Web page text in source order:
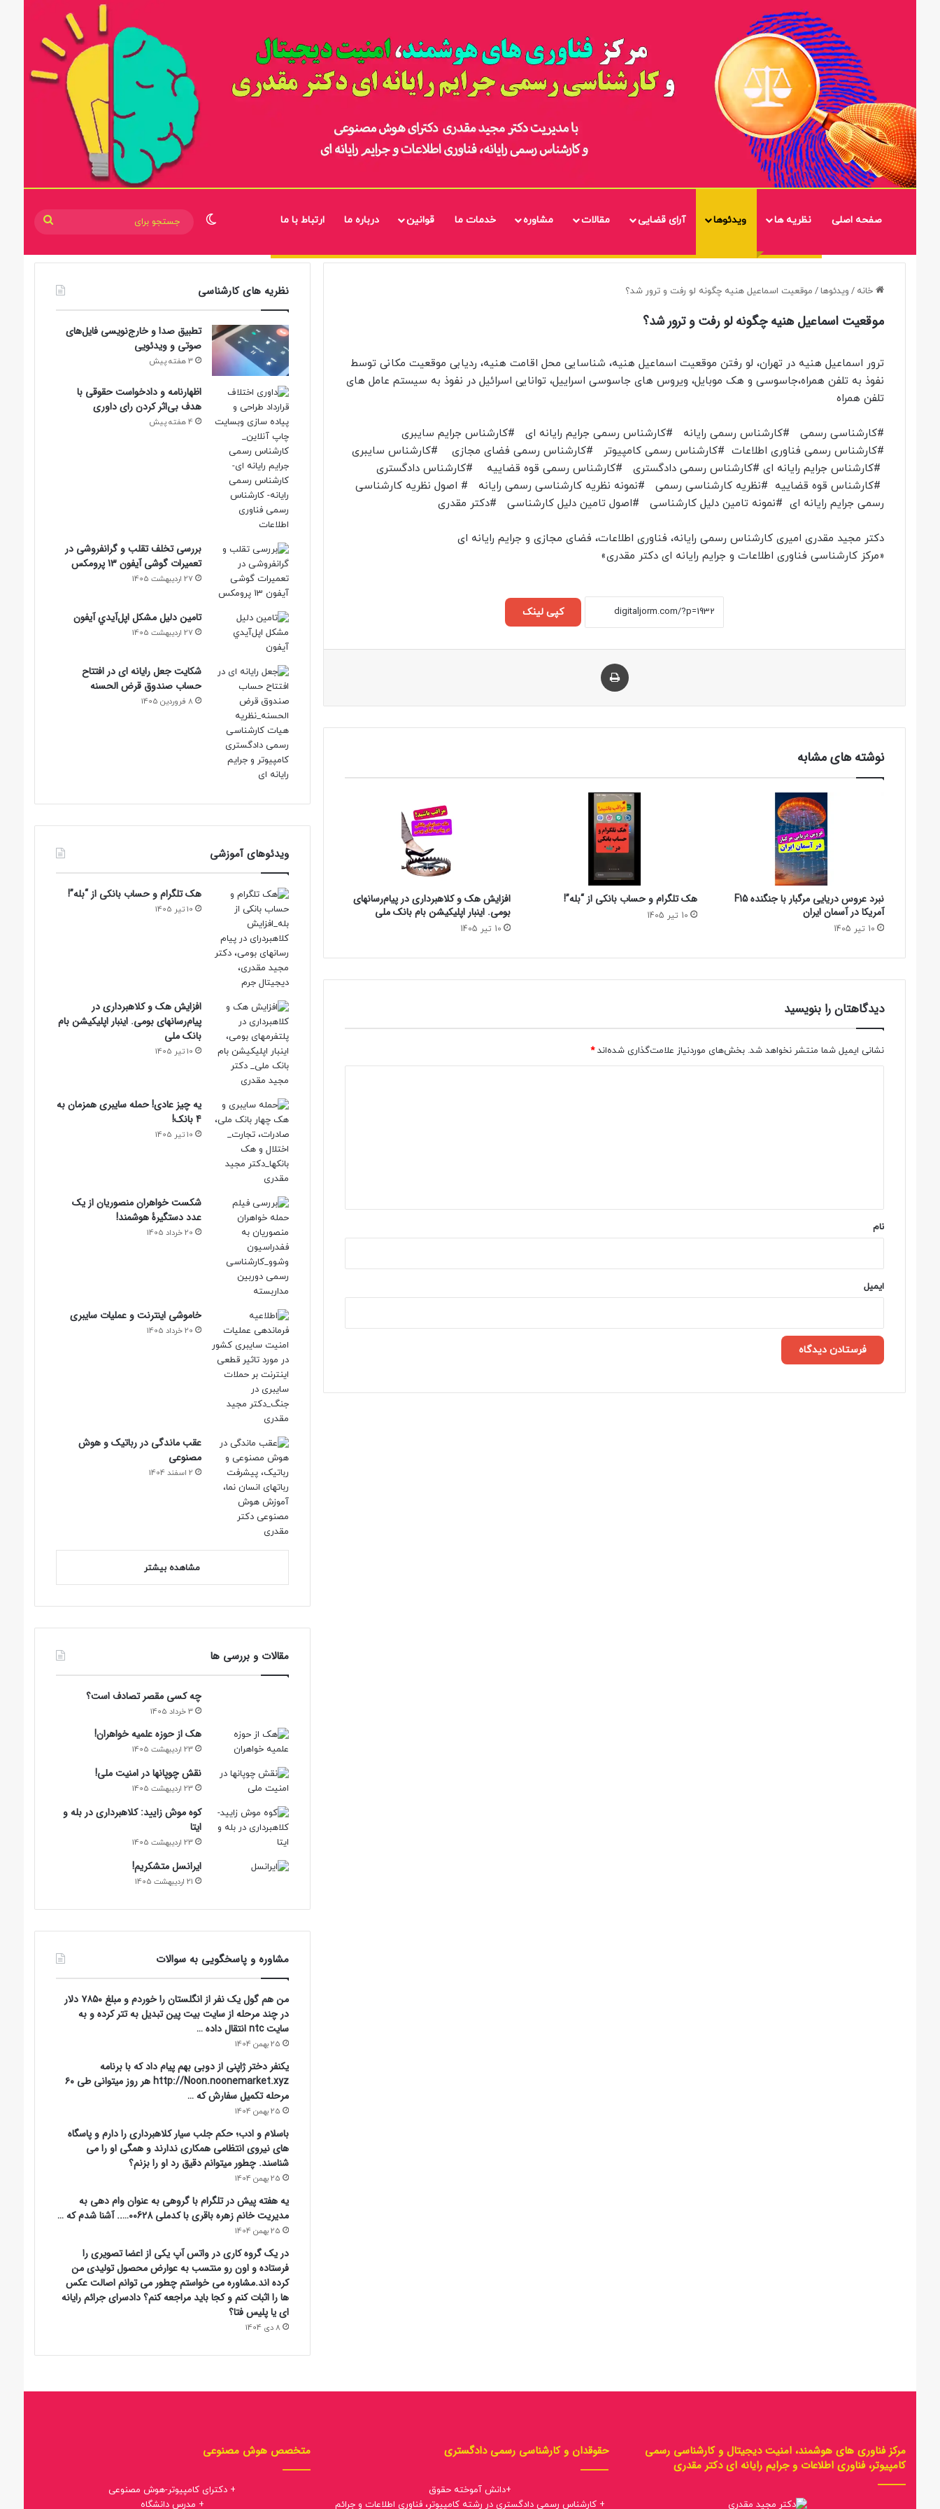
صفحه اصلی نظریه ها ویدئوها آرای قضایی مقالات مشاوره خدمات ما قوانین درباره ما ارتباط با ما تغییر پوسته
جستجو
خانه / ویدئوها / موقعیت اسماعیل هنیه چگونه لو رفت و ترور شد؟
موقعیت اسماعیل هنیه چگونه لو رفت و ترور شد؟
ترور اسماعیل هنیه در تهران، لو رفتن موقعیت اسماعیل هنیه، شناسایی محل اقامت هنیه، ردیابی موقعیت مکانی توسط
نفوذ به تلفن همراه،جاسوسی و هک موبایل، ویروس های جاسوسی اسراییل، توانایی اسرائیل در نفوذ به سیستم عامل های
تلفن همراه
#کارشناسی رسمی #کارشناس رسمی رایانه #کارشناس رسمی جرایم رایانه ای #کارشناس جرایم سایبری
#کارشناس رسمی فناوری اطلاعات #کارشناس رسمی کامپیوتر #کارشناس رسمی فضای مجازی #کارشناس سایبری
#کارشناس جرایم رایانه ای #کارشناس رسمی دادگستری #کارشناس رسمی قوه قضاییه #کارشناس دادگستری
#کارشناس قوه قضاییه #نظریه کارشناسی رسمی #نمونه نظریه کارشناسی رسمی رایانه # اصول نظریه کارشناسی
رسمی جرایم رایانه ای #نمونه تامین دلیل کارشناسی #اصول تامین دلیل کارشناسی #دکتر مقدری
دکتر مجید مقدری امیری کارشناس رسمی رایانه، فناوری اطلاعات، فضای مجازی و جرایم رایانه ای
«مرکز کارشناسی فناوری اطلاعات و جرایم رایانه ای دکتر مقدری»
کپی لینک
نوشته های مشابه
نبرد عروس دریایی مرگبار با جنگنده F15
آمریکا در آسمان ایران
10 تیر 1405
هک تلگرام و حساب بانکی از “بله”!
10 تیر 1405
افزایش هک و کلاهبرداری در پیام‌رسانهای
بومی. اینبار اپلیکیشن بام‌ بانک ملی
10 تیر 1405
دیدگاهتان را بنویسید
نشانی ایمیل شما منتشر نخواهد شد. بخش‌های موردنیاز علامت‌گذاری شده‌اند*
نام
ایمیل
نظریه های کارشناسی
تطبیق صدا و خارج‌نویسی فایل‌های
صوتی و ویدئویی
3 هفته پیش
اظهارنامه و دادخواست حقوقی با
هدف بی‌اثر کردن رای داوری
4 هفته پیش
بررسی تخلف تقلب و گرانفروشی در
تعمیرات گوشی آیفون 13 پرومکس
27 اردیبهشت 1405
تامين دليل مشکل اپل‌آيدي آيفون
27 اردیبهشت 1405
شکایت جعل رایانه ای در افتتاح
حساب صندوق قرض الحسنه
8 فروردین 1405
ویدئوهای آموزشی
هک تلگرام و حساب بانکی از “بله”!
10 تیر 1405
افزایش هک و کلاهبرداری در
پیام‌رسانهای بومی. اینبار اپلیکیشن بام‌
بانک ملی
10 تیر 1405
یه چیز عادی! حمله سایبری همزمان به
4 بانک!
10 تیر 1405
شکست خواهران منصوریان از یک
عدد دستگیرۀ هوشمند!
20 خرداد 1405
خاموشی اینترنت و عملیات سایبری
20 خرداد 1405
عقب ماندگی در رباتیک و هوش
مصنوعی
2 اسفند 1404
مشاهده بیشتر
مقالات و بررسی ها
چه کسی مقصر تصادف است؟
3 خرداد 1405
هک از حوزه علمیه خواهران!
23 اردیبهشت 1405
نقش چوپانها در امنیت ملی!
23 اردیبهشت 1405
کوه موش زایید: کلاهبرداری در بله و
ایتا
23 اردیبهشت 1405
ایرانسل متشکریم!
21 اردیبهشت 1405
مشاوره و پاسخگویی به سوالات
من هم گول یک نفر از انگلستان را خوردم و مبلغ ۷۸۵۰ دلار
در چند مرحله از سایت بیت پین تبدیل به تتر کرده و به
سایت ntc انتقال داده …
25 بهمن 1404
یکنفر دختر ژاپنی از دوبی بهم پیام داد که با برنامه
http://Noon.noonemarket.xyz هر روز میتوانی طی ۶۰
مرحله تکمیل سفارش که …
25 بهمن 1404
باسلام و ادب؛ حکم جلب سیار کلاهبرداری را دارم و پاسگاه
های نیروی انتظامی همکاری ندارند و همگی او را می
شناسند. چطور میتوانم دقیق رد او را بزنم؟
25 بهمن 1404
یه هفته پیش در تلگرام با گروهی به عنوان وام دهی به
مدیریت خانم زهره باقری با کدملی 00628….. آشنا شدم که …
25 بهمن 1404
در یک گروه کاری در واتس آپ یکی از اعضا تصویری را
فرستاده و اون رو منتسب به عوارض محصول تولیدی من
کرده اند.مشاوره می خواستم چطور می توانم اصالت عکس
ها را اثبات کنم و کجا باید مراجعه کنم؟ دادسرای جرائم رایانه
ای یا پلیس فتا؟
8 دی 1404
مرکز فناوری های هوشمند، امنیت دیجیتال و کارشناسی رسمی
کامپیوتر، فناوری اطلاعات و جرایم رایانه ای دکتر مقدری
حقوقدان و کارشناسی رسمی دادگستری
+دانش آموخته حقوق
+ کارشناس رسمی دادگستری در رشته کامپیوتر، فناوری اطلاعات و جرائم
متخصص هوش مصنوعی
+ دکترای کامپیوتر-هوش مصنوعی
+ مدرس دانشگاه